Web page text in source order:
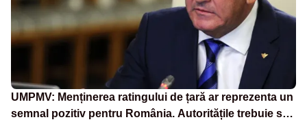
UMPMV: Menținerea ratingului de țară ar reprezenta un
semnal pozitiv pentru România. Autoritățile trebuie să